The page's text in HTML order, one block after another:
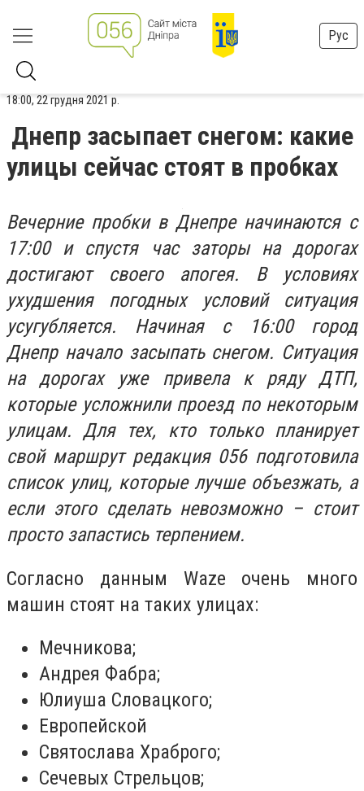
Рус
18:00, 22 грудня 2021 р.
Днепр засыпает снегом: какие
улицы сейчас стоят в пробках
Вечерние пробки в Днепре начинаются с
17:00 и спустя час заторы на дорогах
достигают своего апогея. В условиях
ухудшения погодных условий ситуация
усугубляется. Начиная с 16:00 город
Днепр начало засыпать снегом. Ситуация
на дорогах уже привела к ряду ДТП,
которые усложнили проезд по некоторым
улицам. Для тех, кто только планирует
свой маршрут редакция 056 подготовила
список улиц, которые лучше объезжать, а
если этого сделать невозможно – стоит
просто запастись терпением.
Согласно данным Waze очень много
машин стоят на таких улицах:
Мечникова;
Андрея Фабра;
Юлиуша Словацкого;
Европейской
Святослава Храброго;
Сечевых Стрельцов;